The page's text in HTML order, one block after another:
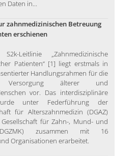
Daten in...
zahnmedizinischen Betreuung
erschienen
Leitlinie „Zahnmedizinische
Patienten“ [1] liegt erstmals in
Handlungsrahmen für die
Versorgung älterer und
vor. Das interdisziplinäre
unter Federführung der
für Alterszahnmedizin (DGAZ)
für Zahn-, Mund- und
zusammen mit 16
Organisationen erarbeitet.